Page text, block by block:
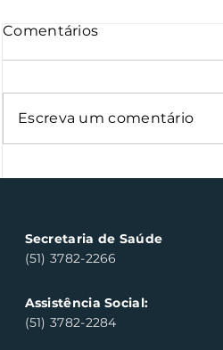
Clara do Sul
Comentários
Escreva um comentário
Secretaria de Saúde
(51) 3782-2266
Assistência Social:
(51) 3782-2284